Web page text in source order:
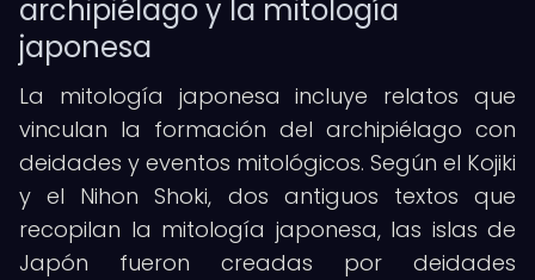
archipiélago y la mitología
japonesa
La mitología japonesa incluye relatos que
vinculan la formación del archipiélago con
deidades y eventos mitológicos. Según el Kojiki
y el Nihon Shoki, dos antiguos textos que
recopilan la mitología japonesa, las islas de
Japón fueron creadas por deidades